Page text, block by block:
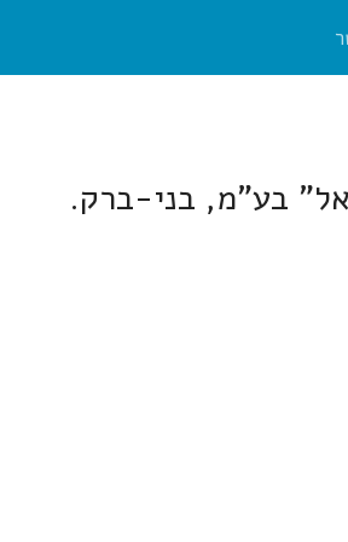
בע"מ, בני-ברק.